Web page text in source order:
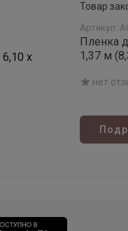
Товар
Артикул:
Пленка
1,37 м
нет